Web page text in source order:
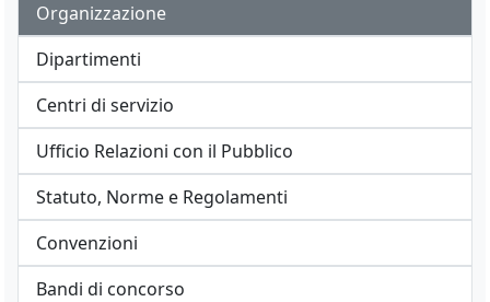
Organizzazione
Dipartimenti
Centri di servizio
Ufficio Relazioni con il Pubblico
Statuto, Norme e Regolamenti
Convenzioni
Bandi di concorso